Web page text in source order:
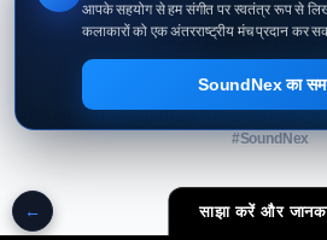
चित्र और पाठ कलाकार द्वारा
Redaktion: Franz
#SoundNex
साझा करें और
←
आपके सहयोग से हम संगीत पर स्वतंत्र रूप से
कलाकारों को एक अंतरराष्ट्रीय मंच प्रदान कर
SoundNex का